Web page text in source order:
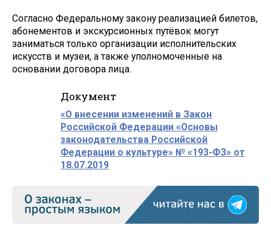
Согласно Федеральному закону реализацией билетов,
абонементов и экскурсионных путёвок могут
заниматься только организации исполнительских
искусств и музеи, а также уполномоченные на
основании договора лица.
Документ
«О внесении изменений в Закон
Российской Федерации «Основы
законодательства Российской
Федерации о культуре» № «193-ФЗ» от
18.07.2019